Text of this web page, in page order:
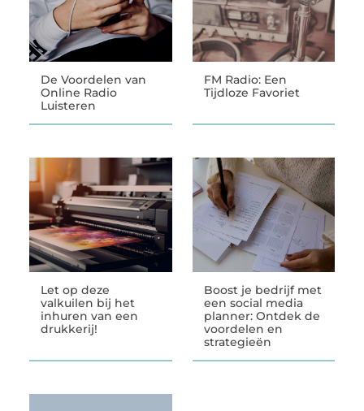
De Voordelen van
Online Radio
Luisteren
FM Radio: Een
Tijdloze Favoriet
Let op deze
valkuilen bij het
inhuren van een
drukkerij!
Boost je bedrijf met
een social media
planner: Ontdek de
voordelen en
strategieën